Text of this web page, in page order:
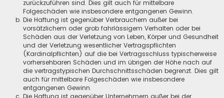
zurückzuführen sind. Dies gilt auch für mittelbare
Folgeschäden wie insbesondere entgangenen Gewinn.
Die Haftung ist gegenüber Verbrauchern außer bei
vorsätzlichem oder grob fahrlässigem Verhalten oder bei
Schäden aus der Verletzung von Leben, Körper und Gesundheit
und der Verletzung wesentlicher Vertragspflichten
(Kardinalpflichten) auf die bei Vertragsschluss typischerweise
vorhersehbaren Schäden und im übrigen der Höhe nach auf
die vertragstypischen Durchschnittsschäden begrenzt. Dies gilt
auch für mittelbare Folgeschäden wie insbesondere
entgangenen Gewinn.
Die Haftung ist gegenüber Unternehmern außer bei der